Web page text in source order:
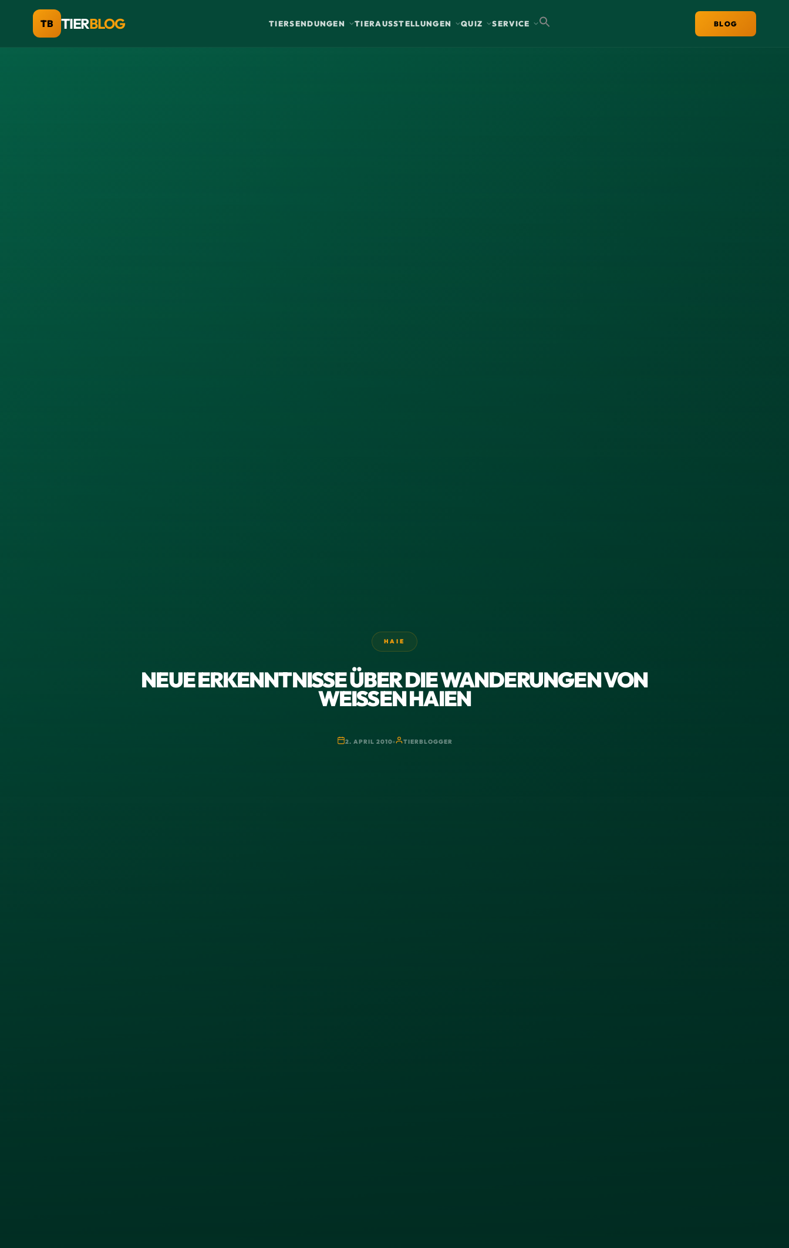
TB TIERBLOG TIERSENDUNGEN TIERAUSSTELLUNGEN QUIZ SERVICE BLOG
HAIE
NEUE ERKENNTNISSE ÜBER DIE WANDERUNGEN VON
WEISSEN HAIEN
2. APRIL 2010 TIERBLOGGER